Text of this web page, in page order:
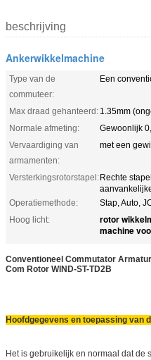
beschrijving
Ankerwikkelmachine
Type van de
commuteer:
Een
Max draad gehanteerd: 1.35mm
Normale afmeting:
Gewoonlijk
Vervaardiging van
armamenten:
met een
Versterkingsrotorstapel:Rechte
Operatiemethode:
Stap, Auto,
Hoog licht:
rotor
machine
Conventioneel Commutator
Com Rotor WIND-ST-TD2B
Hoofdgegevens en toepassing van
Het is gebruikelijk en normaal dat de